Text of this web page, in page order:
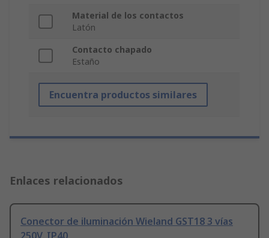
Material de los contactos
Latón
Contacto chapado
Estaño
Encuentra productos similares
Enlaces relacionados
Conector de iluminación Wieland GST18 3 vías